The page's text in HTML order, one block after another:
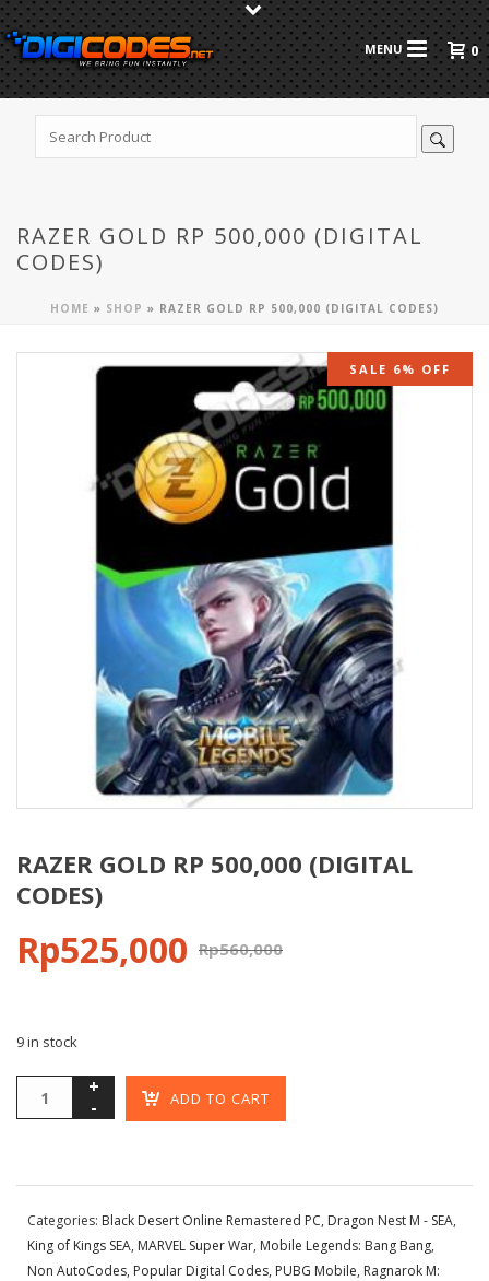
0
RAZER GOLD RP 500,000 (DIGITAL
CODES)
HOME » SHOP » RAZER GOLD RP 500,000 (DIGITAL CODES)
SALE 6% OFF
RAZER GOLD RP 500,000 (DIGITAL
CODES)
Rp560,000
Rp525,000
9 in stock
ADD TO CART
Categories: Black Desert Online Remastered PC, Dragon Nest M - SEA,
King of Kings SEA, MARVEL Super War, Mobile Legends: Bang Bang,
Non AutoCodes, Popular Digital Codes, PUBG Mobile, Ragnarok M: